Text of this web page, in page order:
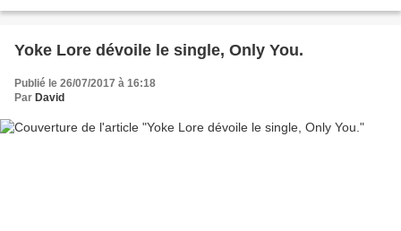
Yoke Lore dévoile le single, Only You.
Publié le 26/07/2017 à 16:18
Par David